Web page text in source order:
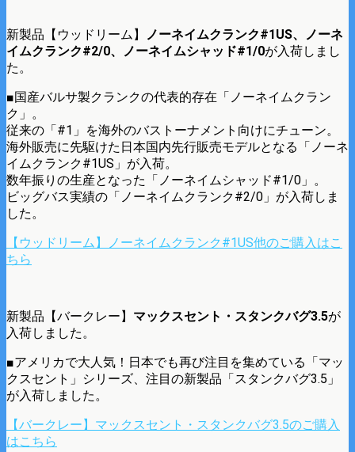
新製品【ウッドリーム】
ノーネイムクランク#1US、ノーネ
イムクランク#2/0、ノーネイムシャッド#1/0が入荷しまし
た。
■国産バルサ製クランクの代表的存在「ノーネイムクラン
ク」。
従来の「#1」を海外のバストーナメント向けにチューン。
海外販売に先駆けた日本国内先行販売モデルとなる「ノーネ
イムクランク#1US」が入荷。
数年振りの生産となった「ノーネイムシャッド#1/0」。
ビッグバス実績の「ノーネイムクランク#2/0」が入荷しま
した。
【ウッドリーム】ノーネイムクランク#1US他のご購入はこ
ちら
新製品【バークレー】 マックスセント・スタンクバグ3.5が
入荷しました。
■アメリカで大人気！日本でも再び注目を集めている「マッ
クスセント」シリーズ、注目の新製品「スタンクバグ3.5」
が入荷しました。
【バークレー】マックスセント・スタンクバグ3.5のご購入
はこちら